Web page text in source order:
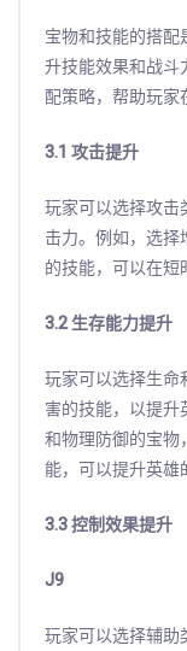
宝物和技能的搭
升技能效果和战斗
配策略，帮助玩家
3.1 攻击提升
玩家可以选择攻击
击力。例如，选
的技能，可以在短
3.2 生存能力提升
玩家可以选择生命
害的技能，以提
和物理防御的宝物
能，可以提升英雄
3.3 控制效果提升
J9
玩家可以选择辅助